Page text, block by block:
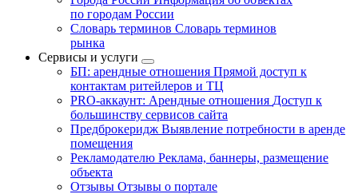
по городам России
Словарь терминов Словарь терминов
рынка
Сервисы и услуги
БП: арендные отношения Прямой доступ к
контактам ритейлеров и ТЦ
PRO-аккаунт: Арендные отношения Доступ к
большинству сервисов сайта
Предброкеридж Выявление потребности в аренде
помещения
Рекламодателю Реклама, баннеры, размещение
объекта
Отзывы Отзывы о портале